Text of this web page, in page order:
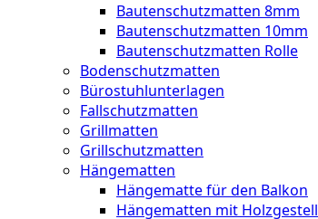
Bautenschutzmatten 8mm
Bautenschutzmatten 10mm
Bautenschutzmatten Rolle
Bodenschutzmatten
Bürostuhlunterlagen
Fallschutzmatten
Grillmatten
Grillschutzmatten
Hängematten
Hängematte für den Balkon
Hängematten mit Holzgestell